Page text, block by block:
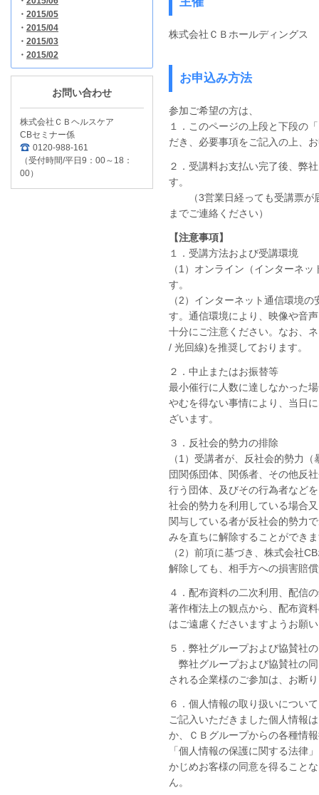
・ 2015/05
・ 2015/04
・ 2015/03
・ 2015/02
お問い合わせ
株式会社ＣＢヘルスケア
CBセミナー係
0120-988-161
（受付時間/平日9：00～18：
00）
株式会社ＣＢホールディングス
お申込み方法
参加ご希望の方は、
１．このページの上段と下段の
だき、必要事項をご記入の上、
２．受講料お支払い完了後、弊
す。
（3営業日経っても受講票が
までご連絡ください）
【注意事項】
１．受講方法および受講環境
（1）オンライン（インターネ
す。
（2）インターネット通信環境
す。通信環境により、映像や音
十分にご注意ください。なお、
/ 光回線)を推奨しております。
２．中止またはお振替等
最小催行に人数に達しなかった
やむを得ない事情により、当日
ざいます。
３．反社会的勢力の排除
（1）受講者が、反社会的勢力
団関係団体、関係者、その他反
行う団体、及びその行為者など
社会的勢力を利用している場合
関与している者が反社会的勢力
みを直ちに解除することができ
（2）前項に基づき、株式会社
解除しても、相手方への損害賠
４．配布資料の二次利用、配信
著作権法上の観点から、配布資
はご遠慮くださいますようお願
５．弊社グループおよび協賛社
弊社グループおよび協賛社の
される企業様のご参加は、お断
６．個人情報の取り扱いについて
ご記入いただきました個人情報
か、ＣＢグループからの各種情
「個人情報の保護に関する法律
かじめお客様の同意を得ること
ん。